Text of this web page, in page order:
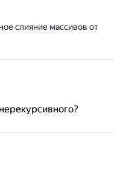
слияние массивов от